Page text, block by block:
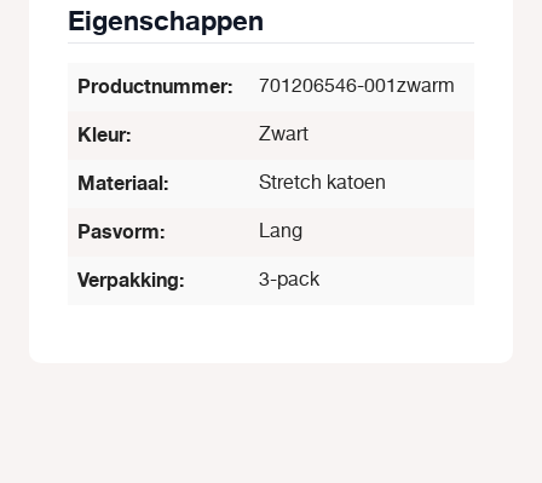
Eigenschappen
Productnummer: 701206546-001zwarm
Kleur: Zwart
Materiaal: Stretch katoen
Pasvorm: Lang
Verpakking: 3-pack